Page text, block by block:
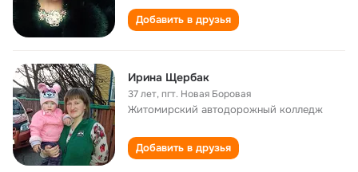
Добавить в друзья
Ирина Щербак
37 лет,пгт. Новая Боровая
Житомирский автодорожный колледж
Добавить в друзья